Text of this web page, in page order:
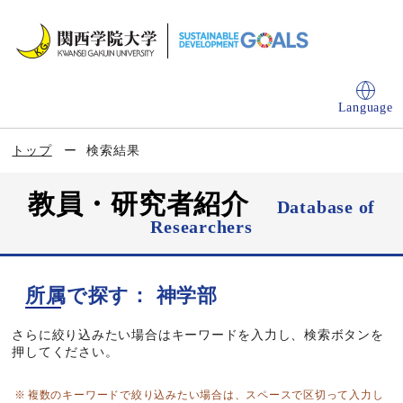
Language
トップ 検索結果
教員・研究者紹介
Database of
Researchers
所属で探す： 神学部
さらに絞り込みたい場合はキーワードを入力し、検索ボタンを
押してください。
複数のキーワードで絞り込みたい場合は、スペースで区切って入力し